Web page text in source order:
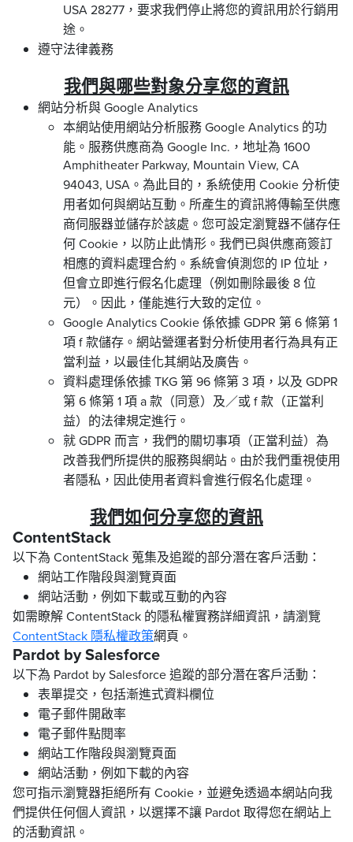
USA 28277，要求我們停止將您的資訊用於行銷用
途。
遵守法律義務
我們與哪些對象分享您的資訊
網站分析與 Google Analytics
本網站使用網站分析服務 Google Analytics 的功
能。服務供應商為 Google Inc.，地址為 1600
Amphitheater Parkway, Mountain View, CA
94043, USA。為此目的，系統使用 Cookie 分析使
用者如何與網站互動。所產生的資訊將傳輸至供應
商伺服器並儲存於該處。您可設定瀏覽器不儲存任
何 Cookie，以防止此情形。我們已與供應商簽訂
相應的資料處理合約。系統會偵測您的 IP 位址，
但會立即進行假名化處理（例如刪除最後 8 位
元）。因此，僅能進行大致的定位。
Google Analytics Cookie 係依據 GDPR 第 6 條第 1
項 f 款儲存。網站營運者對分析使用者行為具有正
當利益，以最佳化其網站及廣告。
資料處理係依據 TKG 第 96 條第 3 項，以及 GDPR
第 6 條第 1 項 a 款（同意）及／或 f 款（正當利
益）的法律規定進行。
就 GDPR 而言，我們的關切事項（正當利益）為
改善我們所提供的服務與網站。由於我們重視使用
者隱私，因此使用者資料會進行假名化處理。
我們如何分享您的資訊
ContentStack
以下為 ContentStack 蒐集及追蹤的部分潛在客戶活動：
網站工作階段與瀏覽頁面
網站活動，例如下載或互動的內容
如需瞭解 ContentStack 的隱私權實務詳細資訊，請瀏覽
ContentStack 隱私權政策網頁。
Pardot by Salesforce
以下為 Pardot by Salesforce 追蹤的部分潛在客戶活動：
表單提交，包括漸進式資料欄位
電子郵件開啟率
電子郵件點閱率
網站工作階段與瀏覽頁面
網站活動，例如下載的內容
您可指示瀏覽器拒絕所有 Cookie，並避免透過本網站向我
們提供任何個人資訊，以選擇不讓 Pardot 取得您在網站上
的活動資訊。